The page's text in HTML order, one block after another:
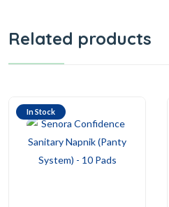
Related products
In Stock